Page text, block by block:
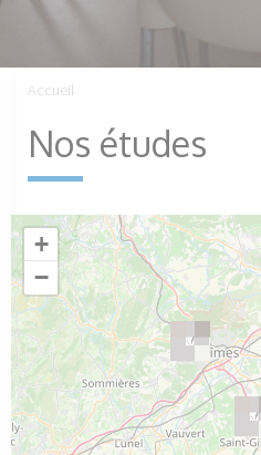
Accueil
Nos études
+
−